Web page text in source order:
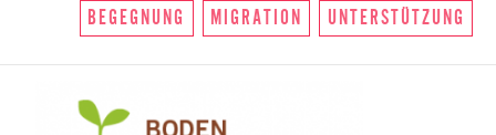
BEGEGNUNG MIGRATION UNTERSTÜTZUNG